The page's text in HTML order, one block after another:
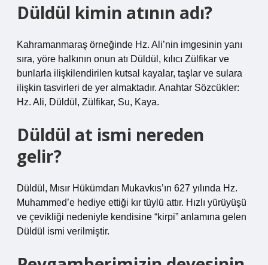
Düldül kimin atının adı?
Kahramanmaraş örneğinde Hz. Ali’nin imgesinin yanı
sıra, yöre halkının onun atı Düldül, kılıcı Zülfikar ve
bunlarla ilişkilendirilen kutsal kayalar, taşlar ve sulara
ilişkin tasvirleri de yer almaktadır. Anahtar Sözcükler:
Hz. Ali, Düldül, Zülfikar, Su, Kaya.
Düldül at ismi nereden
gelir?
Düldül, Mısır Hükümdarı Mukavkıs’ın 627 yılında Hz.
Muhammed’e hediye ettiği kır tüylü attır. Hızlı yürüyüşü
ve çevikliği nedeniyle kendisine “kirpi” anlamına gelen
Düldül ismi verilmiştir.